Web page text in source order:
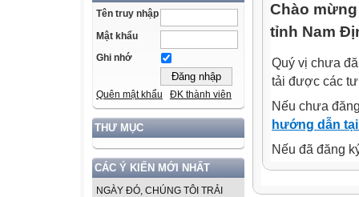
Tên truy nhập
Mật khẩu
Ghi nhớ
Quên mật khẩu ĐK thành viên
THƯ MỤC
CÁC Ý KIẾN MỚI NHẤT
NGÀY ĐÓ, CHÚNG TÔI TRẢI
Chào
tỉnh Nam
Quý vị chưa
tải được các
Nếu chưa
hướng dẫn
Nếu đã đăng